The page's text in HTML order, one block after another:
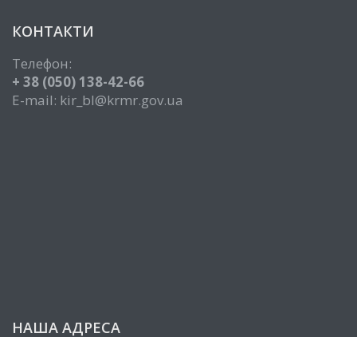
КОНТАКТИ
Телефон:
+ 38 (050) 138-42-66
E-mail: kir_bl@krmr.gov.ua
НАША АДРЕСА